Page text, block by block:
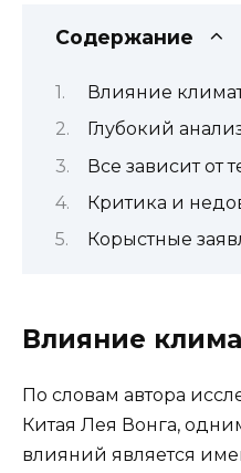
Содержание
Влияние
Глубокий
Все зависит от
Критика и
Корыстные
Влияние
По словам автора
Китая Лея Вонга,
влияний является